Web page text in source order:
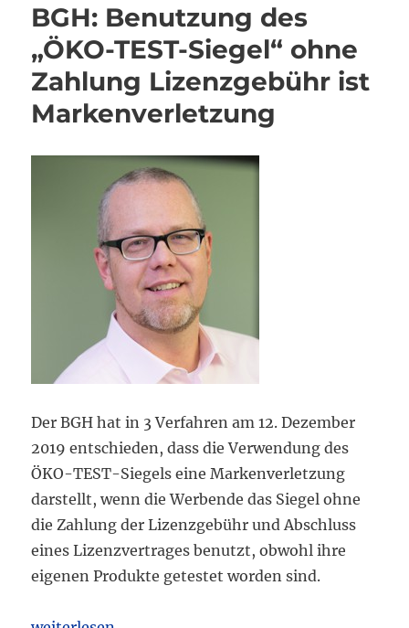
BGH: Benutzung des
„ÖKO-TEST-Siegel“ ohne
Zahlung Lizenzgebühr ist
Markenverletzung
Der BGH hat in 3 Verfahren am 12. Dezember
2019 entschieden, dass die Verwendung des
ÖKO-TEST-Siegels eine Markenverletzung
darstellt, wenn die Werbende das Siegel ohne
die Zahlung der Lizenzgebühr und Abschluss
eines Lizenzvertrages benutzt, obwohl ihre
eigenen Produkte getestet worden sind.